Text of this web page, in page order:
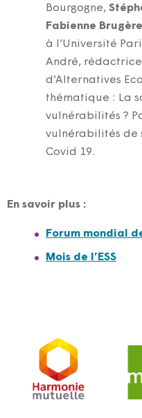
Bourgogne,
Fabienne Brugère
à l’Université
André,
d’Alternatives
thématique : La
vulnérabilités ?
vulnérabilités de
Covid 19.
En savoir plus :
Forum mondial de
Mois de l’ESS